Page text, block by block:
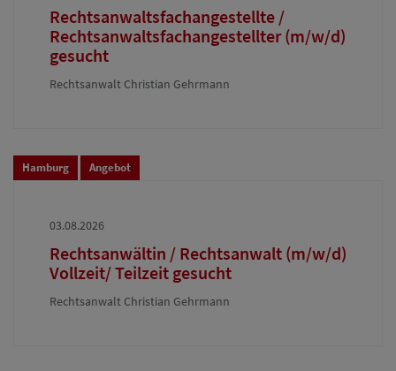
Rechtsanwaltsfachangestellte /
Rechtsanwaltsfachangestellter (m/w/d)
gesucht
Rechtsanwalt Christian Gehrmann
Hamburg Angebot
03.08.2026
Rechtsanwältin / Rechtsanwalt (m/w/d)
Vollzeit/ Teilzeit gesucht
Rechtsanwalt Christian Gehrmann